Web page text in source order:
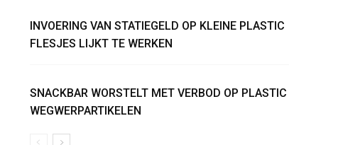
INVOERING VAN STATIEGELD OP KLEINE PLASTIC
FLESJES LIJKT TE WERKEN
SNACKBAR WORSTELT MET VERBOD OP PLASTIC
WEGWERPARTIKELEN